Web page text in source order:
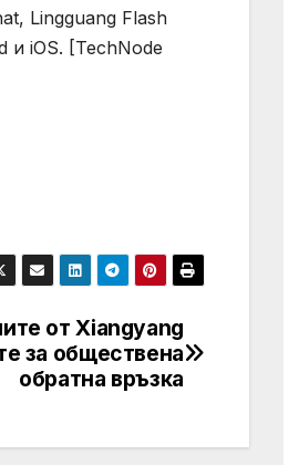
Lingguang Flash
и iOS. [TechNode
от Xiangyang
за обществена
обратна връзка